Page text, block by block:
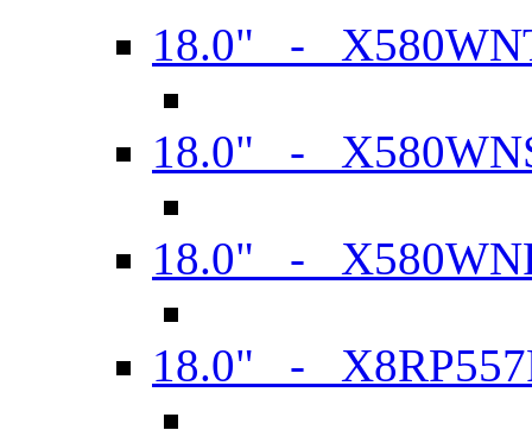
18.0" -
18.0" -
18.0" -
18.0" -